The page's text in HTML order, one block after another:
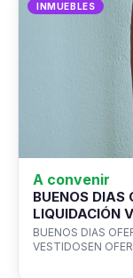
INMUEBLES
A convenir
BUENOS DIAS
LIQUIDACIÓN
BUENOS DIAS
VESTIDOSEN